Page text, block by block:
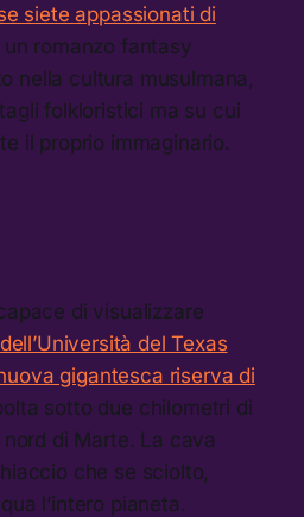
siete appassionati di
un romanzo fantasy
nella cultura musulmana,
folkloristici ma su cui
il proprio immaginario.
di visualizzare
del Texas
gigantesca riserva di
sotto due chilometri di
di Marte. La cava
che se sciolto,
l’intero pianeta.